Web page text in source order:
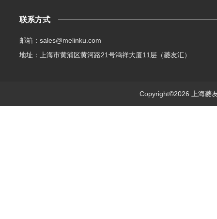
联系方式
邮箱：sales@melinku.com
地址：上海市黄浦区黄河路21号鸿祥大厦11层（菱友汇）
Copyright©2026 上海菱